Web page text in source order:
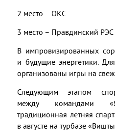
2 место – ОКС
3 место – Правдинский РЭС
В импровизированных
и будущие энергетики.
организованы игры на
Следующим этапом
между командами
традиционная летняя
в августе на турбазе